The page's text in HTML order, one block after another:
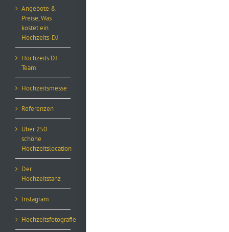
Angebote &
Preise, Was
kostet ein
Hochzeits-DJ
Hochzeits DJ
Team
Hochzeitsmesse
Referenzen
Über 250
schöne
Hochzeitslocation
Der
Hochzeitstanz
Instagram
Hochzeitsfotografie